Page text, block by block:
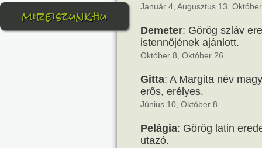
mireiszunk.hu Január 4, Augusztus 13,
Demeter: Görög szláv
istennőjének ajánlott.
Október 8, Október 26
Gitta: A Margita név
erős, erélyes.
Június 10, Október 8
Pelágia: Görög latin
utazó.